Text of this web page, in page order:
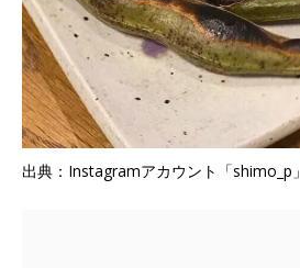
出典：Instagramアカウント「shimo_p」